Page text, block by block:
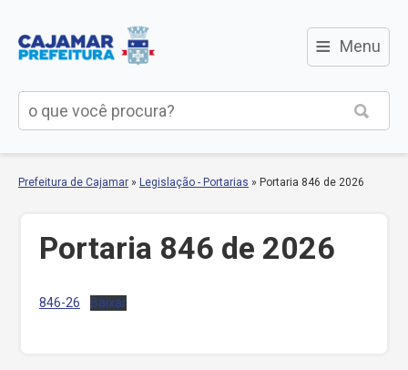
≡ Menu
Prefeitura de Cajamar » Legislação - Portarias » Portaria 846 de 2026
Portaria 846 de 2026
846-26 Baixar